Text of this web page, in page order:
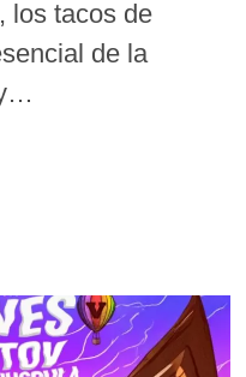
los tacos de
de la